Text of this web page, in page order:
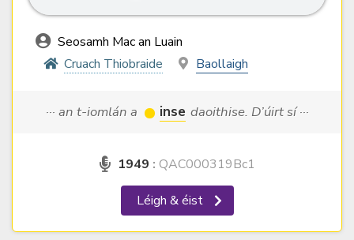
Seosamh Mac an Luain
Cruach Thiobraide
Baollaigh
··· an t-iomlán a inse daoithise. D’úirt sí ···
1949 : QAC000319Bc1
Léigh & éist